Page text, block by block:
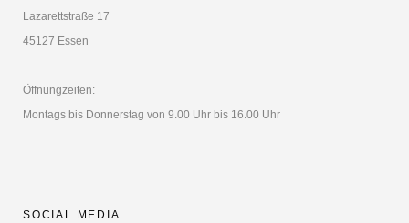
Lazarettstraße 17
45127 Essen
Öffnungzeiten:
Montags bis Donnerstag von 9.00 Uhr bis 16.00 Uhr
SOCIAL MEDIA